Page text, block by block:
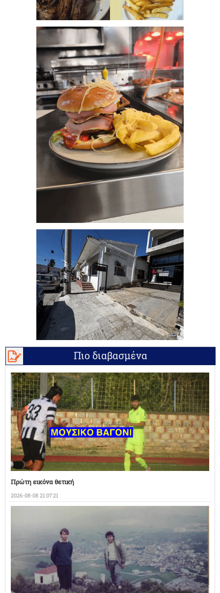
Πιο διαβασμένα
Πρώτη εικόνα θετική
2026-08-08 21:07:21